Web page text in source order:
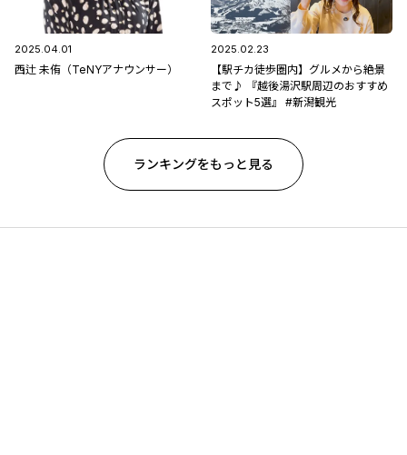
2025.04.01
西辻 未侑（TeNYアナウンサー）
2025.02.23
【駅チカ徒歩圏内】グルメから絶景
まで♪ 『越後湯沢駅周辺のおすすめ
スポット5選』 #新潟観光
ランキングをもっと見る